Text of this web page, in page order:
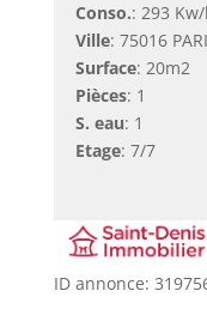
Conso.: 293
Ville: 75016
Surface: 20m2
Pièces: 1
S. eau: 1
Etage: 7/7
ID annonce: